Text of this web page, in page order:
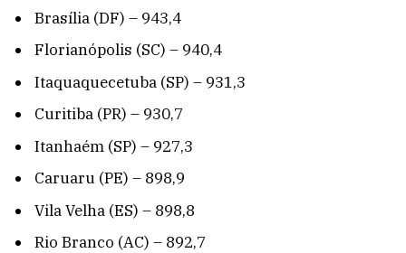
Brasília (DF) – 943,4
Florianópolis (SC) – 940,4
Itaquaquecetuba (SP) – 931,3
Curitiba (PR) – 930,7
Itanhaém (SP) – 927,3
Caruaru (PE) – 898,9
Vila Velha (ES) – 898,8
Rio Branco (AC) – 892,7